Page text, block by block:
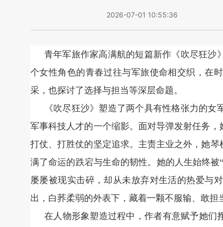
2026-07-01 10:55:36
青年军旅作家高满航的短篇新作《吹尽狂沙
个女性角色的青春过往与军旅使命相交织，在
采，也探讨了选择与担当等深层命题。
《吹尽狂沙》塑造了两个具有性格张力的
军事科技人才的一个缩影。面对导弹发射任务
打仗、打胜仗的坚定追求。主责主业之外，她
满了命运的跌宕与生命的韧性。她的人生始终
屡屡被现实击碎，却从未放弃对生活的热爱与
出，白荞柔弱的外表下，藏着一颗不服输、敢
在人物形象塑造过程中，作者有意赋予她们